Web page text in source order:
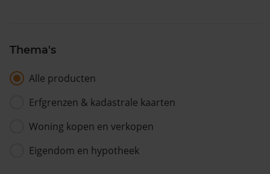
Thema's
Alle producten
Erfgrenzen & kadastrale kaarten
Woning kopen en verkopen
Eigendom en hypotheek